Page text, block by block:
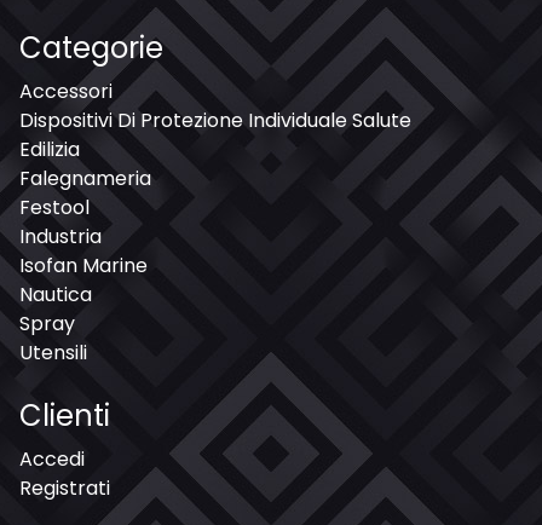
Categorie
Accessori
Dispositivi Di Protezione Individuale Salute
Edilizia
Falegnameria
Festool
Industria
Isofan Marine
Nautica
Spray
Utensili
Clienti
Accedi
Registrati